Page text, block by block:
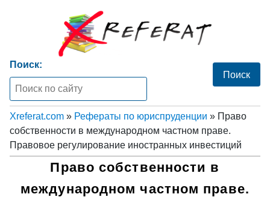
Поиск:
Xreferat.com » Рефераты по юриспруденции » Право
собственности в международном частном праве.
Правовое регулирование иностранных инвестиций
Право собственности в
международном частном праве.